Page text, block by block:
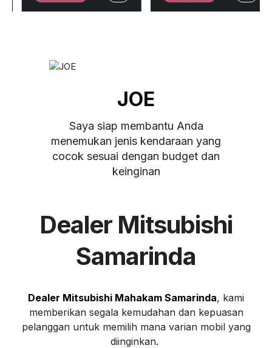
JOE
Saya siap membantu Anda
menemukan jenis kendaraan yang
cocok sesuai dengan budget dan
keinginan
Dealer Mitsubishi
Samarinda
Dealer Mitsubishi Mahakam Samarinda, kami
memberikan segala kemudahan dan kepuasan
pelanggan untuk memilih mana varian mobil yang
diinginkan.